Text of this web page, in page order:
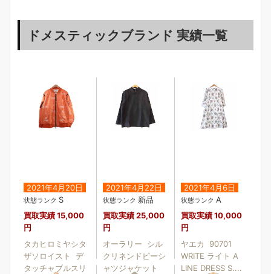
ドメスティックブランド 実績一覧
2021年4月20日
状態ランク S
買取実績15,000
円
タカヒロミヤシタ
ザソロイスト デ
タッチャブルスリ
2021年4月22日
状態ランク 新品
買取実績25,000
円
オーラリー シル
クリネンドビーシ
ャツジャケット
2021年4月6日
状態ランク A
買取実績10,000
円
ヤエカ 90701
WRITE ライト A
LINE DRESS S....